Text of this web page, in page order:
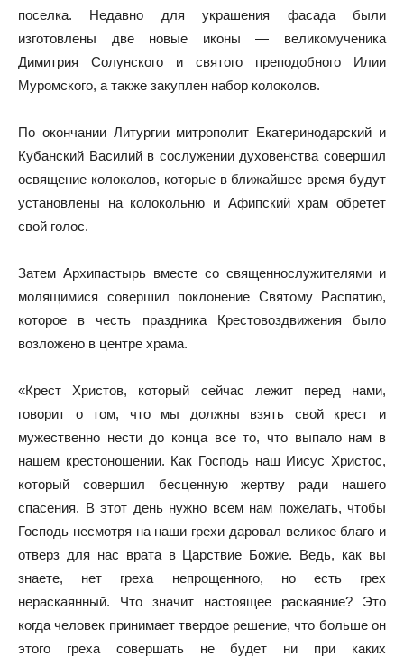
поселка. Недавно для украшения фасада были
изготовлены две новые иконы — великомученика
Димитрия Солунского и святого преподобного Илии
Муромского, а также закуплен набор колоколов.
По окончании Литургии митрополит Екатеринодарский и
Кубанский Василий в сослужении духовенства совершил
освящение колоколов, которые в ближайшее время будут
установлены на колокольню и Афипский храм обретет
свой голос.
Затем Архипастырь вместе со священнослужителями и
молящимися совершил поклонение Святому Распятию,
которое в честь праздника Крестовоздвижения было
возложено в центре храма.
«Крест Христов, который сейчас лежит перед нами,
говорит о том, что мы должны взять свой крест и
мужественно нести до конца все то, что выпало нам в
нашем крестоношении. Как Господь наш Иисус Христос,
который совершил бесценную жертву ради нашего
спасения. В этот день нужно всем нам пожелать, чтобы
Господь несмотря на наши грехи даровал великое благо и
отверз для нас врата в Царствие Божие. Ведь, как вы
знаете, нет греха непрощенного, но есть грех
нераскаянный. Что значит настоящее раскаяние? Это
когда человек принимает твердое решение, что больше он
этого греха совершать не будет ни при каких